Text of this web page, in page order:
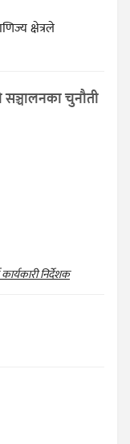
क्षेत्रले
सञ्चालनका चुनौती
निर्देशक